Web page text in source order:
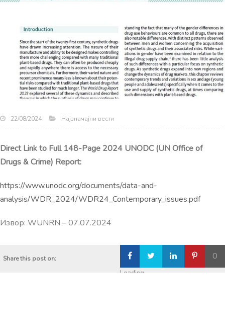
22/08/2024 Најзначајни вести
Direct Link to Full 148-Page 2024 UNODC (UN Office of
Drugs & Crime) Report:
https://www.unodc.org/documents/data-and-
analysis/WDR_2024/WDR24_Contemporary_issues.pdf
Извор: WUNRN – 07.07.2024
Share this post on: 0
Loading...